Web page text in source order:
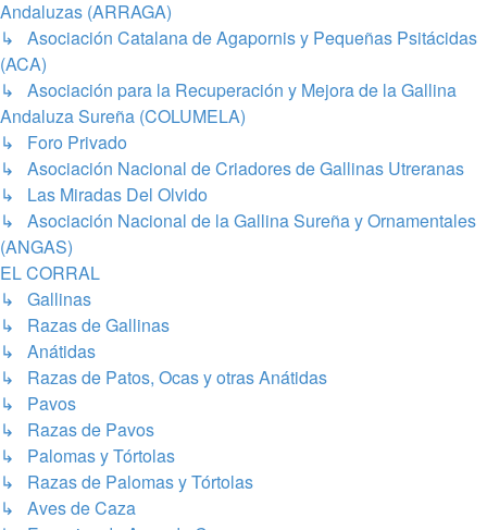
Andaluzas (ARRAGA)
↳ Asociación Catalana de Agapornis y Pequeñas Psitácidas
(ACA)
↳ Asociación para la Recuperación y Mejora de la Gallina
Andaluza Sureña (COLUMELA)
↳ Foro Privado
↳ Asociación Nacional de Criadores de Gallinas Utreranas
↳ Las Miradas Del Olvido
↳ Asociación Nacional de la Gallina Sureña y Ornamentales
(ANGAS)
EL CORRAL
↳ Gallinas
↳ Razas de Gallinas
↳ Anátidas
↳ Razas de Patos, Ocas y otras Anátidas
↳ Pavos
↳ Razas de Pavos
↳ Palomas y Tórtolas
↳ Razas de Palomas y Tórtolas
↳ Aves de Caza